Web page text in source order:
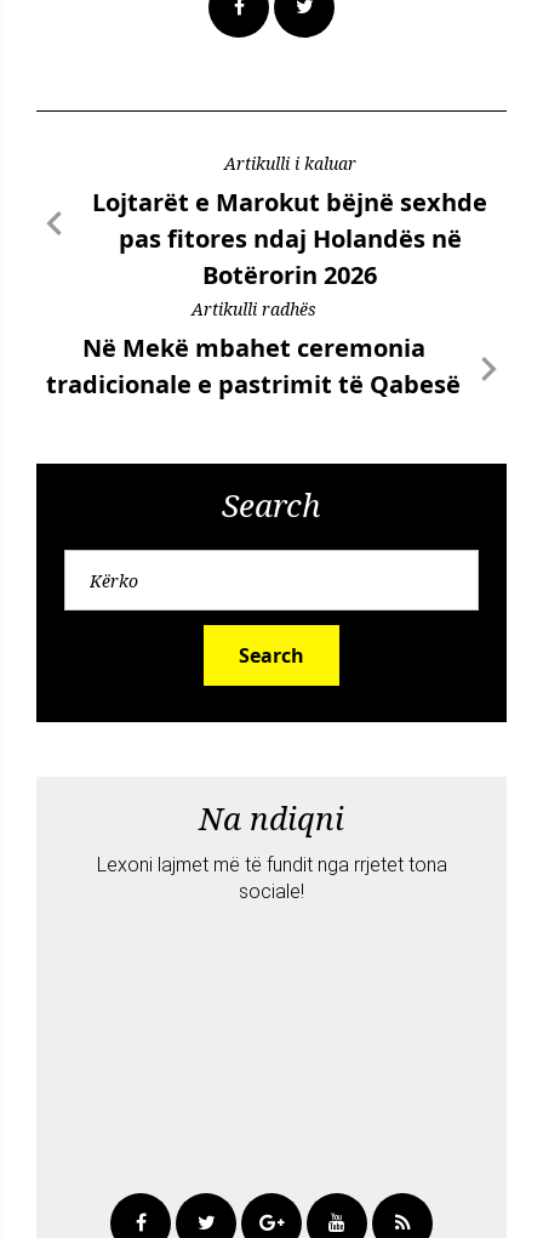
Artikulli i kaluar
Lojtarët e Marokut bëjnë sexhde
pas fitores ndaj Holandës në
Botërorin 2026
Artikulli radhës
Në Mekë mbahet ceremonia
tradicionale e pastrimit të Qabesë
Search
Search
Na ndiqni
Lexoni lajmet më të fundit nga rrjetet tona
sociale!